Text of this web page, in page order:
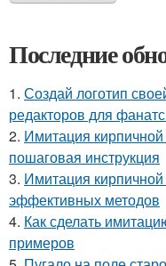
Последние
1. Создай логотип
редакторов для
2. Имитация
пошаговая инструкция
3. Имитация
эффективных методов
4. Как сделать
примеров